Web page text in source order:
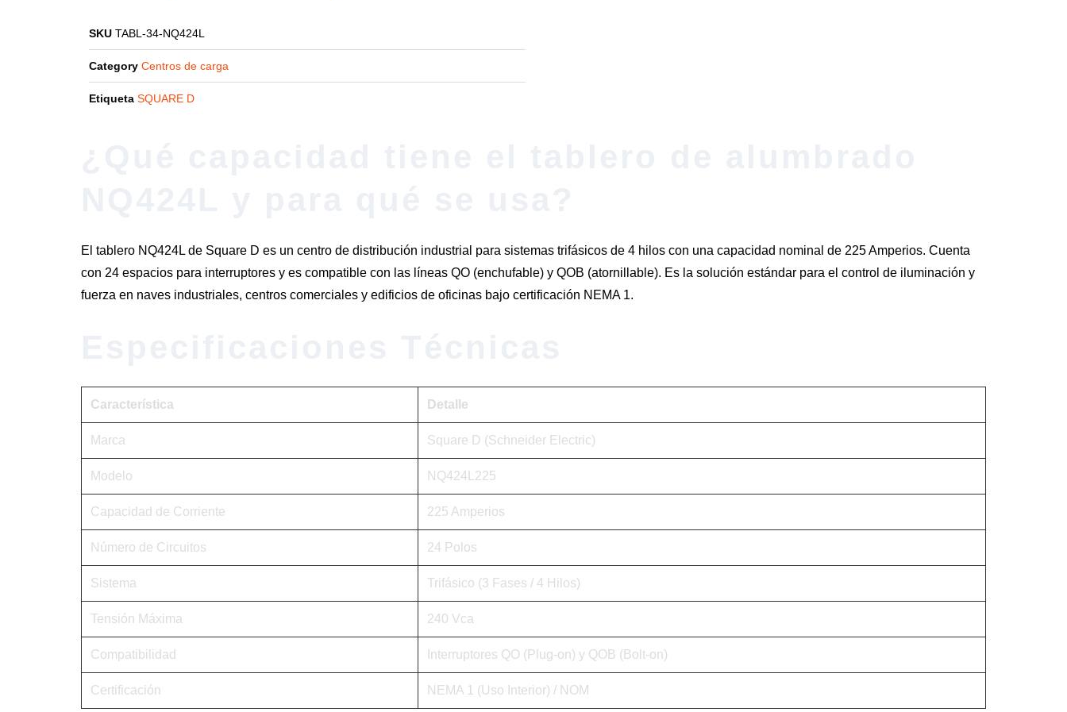
SKU TABL-34-NQ424L
Category Centros de carga
Etiqueta SQUARE D
El tablero NQ424L de Square D es un centro de distribución industrial para sistemas trifásicos de 4 hilos con una capacidad nominal de 225 Amperios. Cuenta
con 24 espacios para interruptores y es compatible con las líneas QO (enchufable) y QOB (atornillable). Es la solución estándar para el control de iluminación y
fuerza en naves industriales, centros comerciales y edificios de oficinas bajo certificación NEMA 1.
Característica Detalle
Marca Square D (Schneider Electric)
Modelo NQ424L225
Capacidad de Corriente 225 Amperios
Número de Circuitos 24 Polos
Sistema Trifásico (3 Fases / 4 Hilos)
Tensión Máxima 240 Vca
Compatibilidad Interruptores QO (Plug-on) y QOB (Bolt-on)
Certificación NEMA 1 (Uso Interior) / NOM